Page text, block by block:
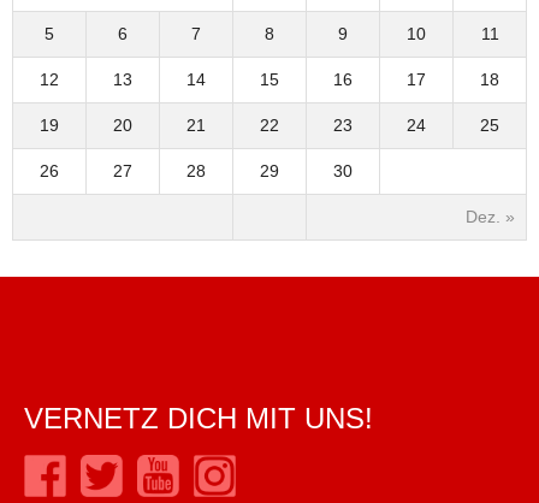
Dez. »
5 6 7 8 9 10 11
12 13 14 15 16 17 18
19 20 21 22 23 24 25
26 27 28 29 30
VERNETZ DICH MIT UNS!